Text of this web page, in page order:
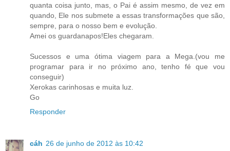
quanta coisa junto, mas, o Pai é assim mesmo, de vez em
quando, Ele nos submete a essas transformações que são,
sempre, para o nosso bem e evolução.
Amei os guardanapos!Eles chegaram.
Sucessos e uma ótima viagem para a Mega.(vou me
programar para ir no próximo ano, tenho fé que vou
conseguir)
Xerokas carinhosas e muita luz.
Go
Responder
cáh 26 de junho de 2012 às 10:42